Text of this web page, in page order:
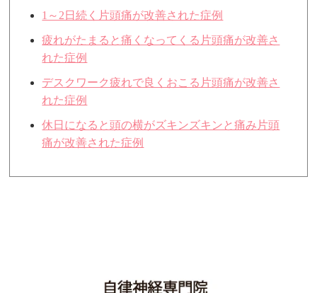
1～2日続く片頭痛が改善された症例
疲れがたまると痛くなってくる片頭痛が改善さ
れた症例
デスクワーク疲れで良くおこる片頭痛が改善さ
れた症例
休日になると頭の横がズキンズキンと痛み片頭
痛が改善された症例